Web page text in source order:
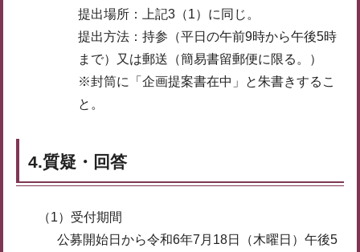
提出場所：上記3（1）に同じ。
提出方法：持参（平日の午前9時から午後5時
まで）又は郵送（簡易書留郵便に限る。）
※封筒に「企画提案書在中」と朱書きするこ
と。
4.質疑・回答
（1）受付期間
公募開始日から令和6年7月18日（木曜日）午後5